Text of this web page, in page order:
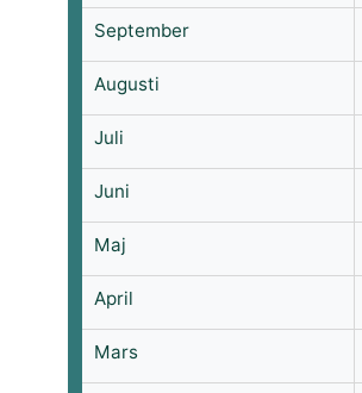
September
Augusti
Juli
Juni
Maj
April
Mars